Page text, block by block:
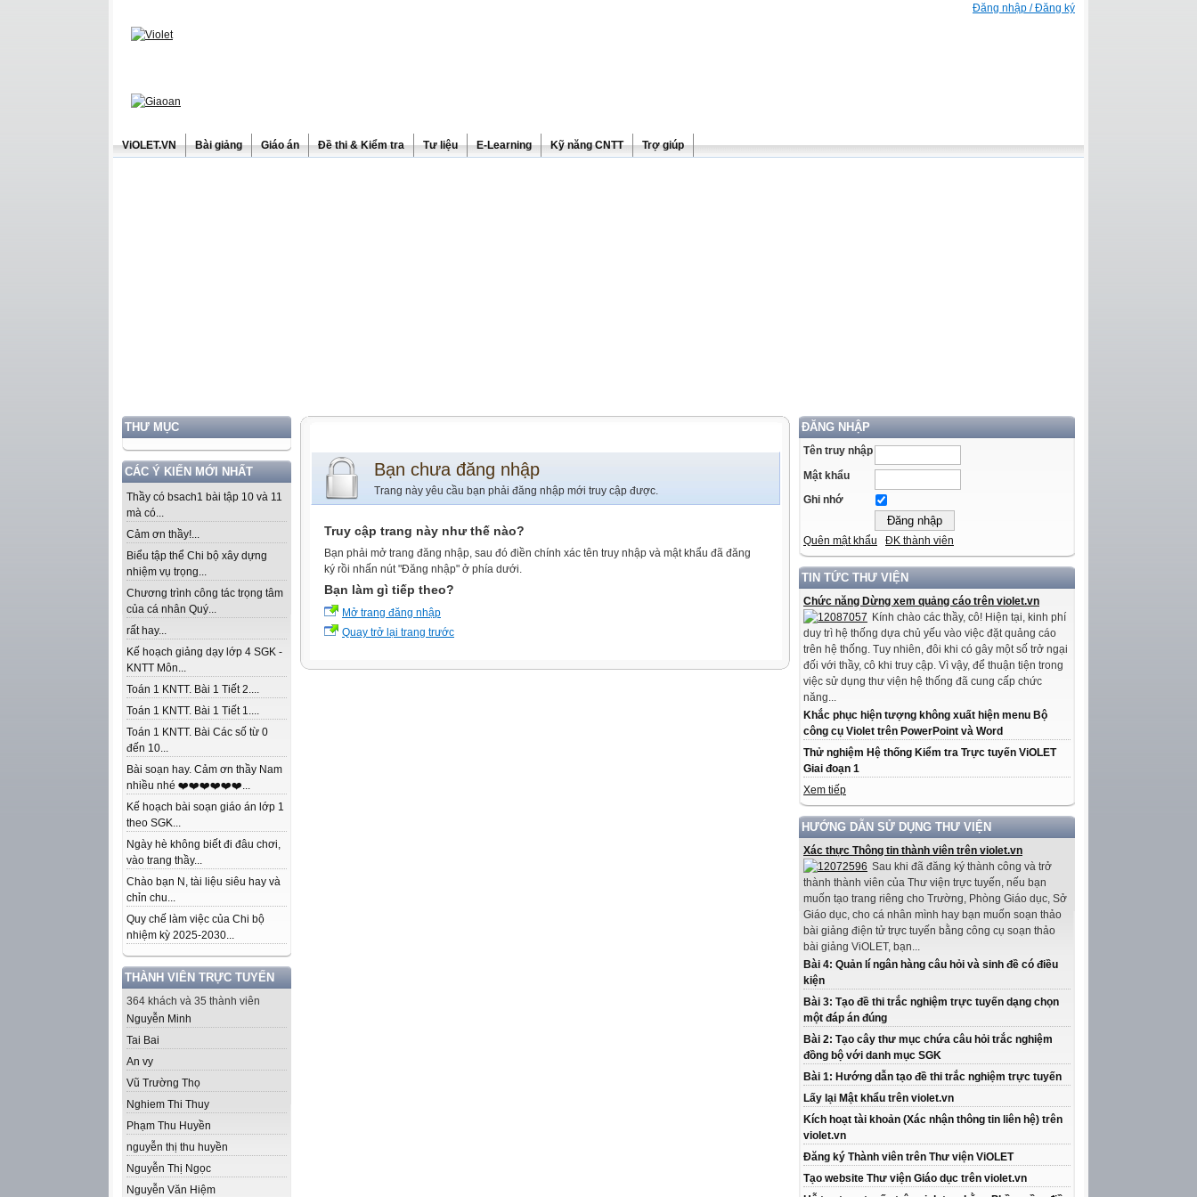
Đăng nhập / Đăng ký
ViOLET.VN Bài giảng Giáo án Đề thi & Kiểm tra Tư liệu E-Learning Kỹ năng CNTT Trợ giúp
THƯ MỤC
CÁC Ý KIẾN MỚI NHẤT
Thầy có bsach1 bài tập 10 và 11
mà có...
Cảm ơn thầy!...
Biểu tập thể Chi bộ xây dựng
nhiệm vụ trọng...
Chương trình công tác trọng tâm
của cá nhân Quý...
rất hay...
Kế hoạch giảng dạy lớp 4 SGK -
KNTT Môn...
Toán 1 KNTT. Bài 1 Tiết 2....
Toán 1 KNTT. Bài 1 Tiết 1....
Toán 1 KNTT. Bài Các số từ 0
đến 10...
Bài soạn hay. Cảm ơn thầy Nam
nhiều nhé ❤️❤️❤️❤️❤️❤️...
Kế hoạch bài soạn giáo án lớp 1
theo SGK...
Ngày hè không biết đi đâu chơi,
vào trang thầy...
Chào bạn N, tài liệu siêu hay và
chỉn chu...
Quy chế làm việc của Chi bộ
nhiệm kỳ 2025-2030...
THÀNH VIÊN TRỰC TUYẾN
364 khách và 35 thành viên
Nguyễn Minh
Tai Bai
An vy
Vũ Trường Thọ
Nghiem Thi Thuy
Phạm Thu Huyền
nguyễn thị thu huyền
Nguyễn Thị Ngọc
Nguyễn Văn Hiệm
ĐĂNG NHẬP
Tên truy nhập
Mật khẩu
Ghi nhớ
Quên mật khẩu ĐK thành viên
TIN TỨC THƯ VIỆN
Chức năng Dừng xem quảng cáo trên violet.vn
Kính chào các thầy, cô! Hiện tại, kinh phí
duy trì hệ thống dựa chủ yếu vào việc đặt quảng cáo
trên hệ thống. Tuy nhiên, đôi khi có gây một số trở ngại
đối với thầy, cô khi truy cập. Vì vậy, để thuận tiện trong
việc sử dụng thư viện hệ thống đã cung cấp chức
năng...
Khắc phục hiện tượng không xuất hiện menu Bộ
công cụ Violet trên PowerPoint và Word
Thử nghiệm Hệ thống Kiểm tra Trực tuyến ViOLET
Giai đoạn 1
Xem tiếp
HƯỚNG DẪN SỬ DỤNG THƯ VIỆN
Xác thực Thông tin thành viên trên violet.vn
Sau khi đã đăng ký thành công và trở
thành thành viên của Thư viện trực tuyến, nếu bạn
muốn tạo trang riêng cho Trường, Phòng Giáo dục, Sở
Giáo dục, cho cá nhân mình hay bạn muốn soạn thảo
bài giảng điện tử trực tuyến bằng công cụ soạn thảo
bài giảng ViOLET, bạn...
Bài 4: Quản lí ngân hàng câu hỏi và sinh đề có điều
kiện
Bài 3: Tạo đề thi trắc nghiệm trực tuyến dạng chọn
một đáp án đúng
Bài 2: Tạo cây thư mục chứa câu hỏi trắc nghiệm
đồng bộ với danh mục SGK
Bài 1: Hướng dẫn tạo đề thi trắc nghiệm trực tuyến
Lấy lại Mật khẩu trên violet.vn
Kích hoạt tài khoản (Xác nhận thông tin liên hệ) trên
violet.vn
Đăng ký Thành viên trên Thư viện ViOLET
Tạo website Thư viện Giáo dục trên violet.vn
Bạn chưa đăng nhập
Trang này yêu cầu bạn phải đăng nhập mới truy cập được.
Truy cập trang này như thế nào?
Bạn phải mở trang đăng nhập, sau đó điền chính xác tên truy nhập và mật khẩu đã đăng
ký rồi nhấn nút "Đăng nhập" ở phía dưới.
Bạn làm gì tiếp theo?
Mở trang đăng nhập
Quay trở lại trang trước